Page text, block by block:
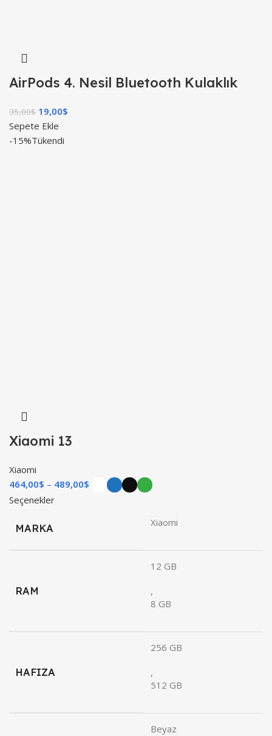
AirPods 4. Nesil Bluetooth Kulaklık
35,00$ 19,00$
Sepete Ekle
-15%Tükendi
Xiaomi 13
Xiaomi
464,00$ – 489,00$
Seçenekler
MARKA Xiaomi
RAM
12 GB
,
8 GB
HAFIZA
256 GB
,
512 GB
Beyaz